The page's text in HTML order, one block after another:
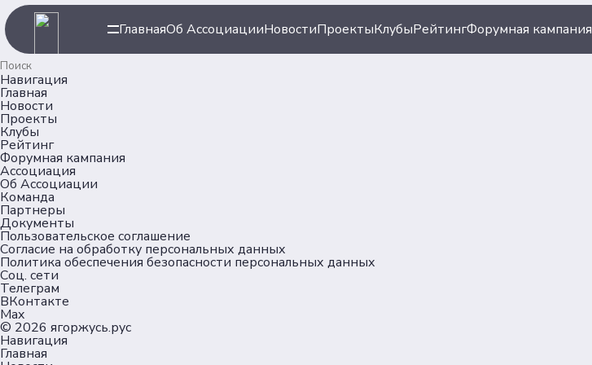
ГлавнаяОб АссоциацииНовостиПроектыКлубыРейтингФорумная кампания
Навигация
Главная
Новости
Проекты
Клубы
Рейтинг
Форумная кампания
Ассоциация
Об Ассоциации
Команда
Партнеры
Документы
Пользовательское соглашение
Согласие на обработку персональных данных
Политика обеспечения безопасности персональных данных
Соц. сети
Телеграм
ВКонтакте
Max
© 2026 ягоржусь.рус
Навигация
Главная